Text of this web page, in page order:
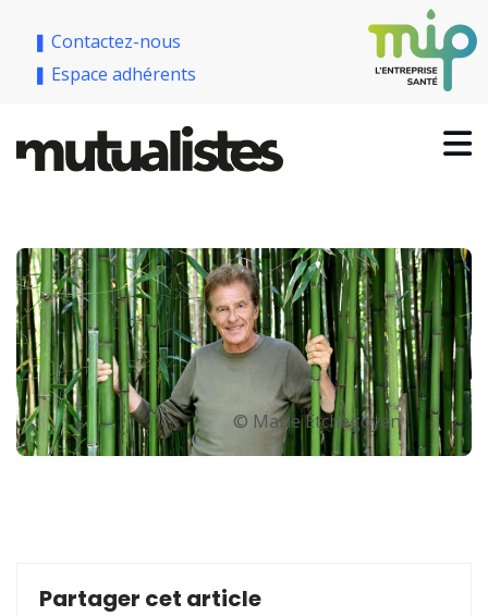
❚ Contactez-nous
❚ Espace adhérents
© Marie Etchegoyen
Partager cet article